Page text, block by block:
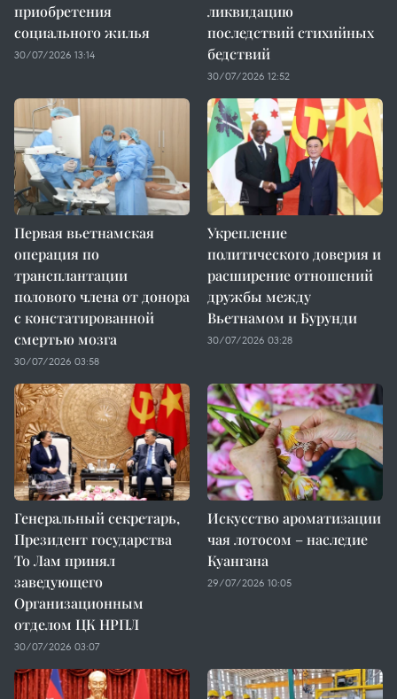
приобретения
социального жилья
30/07/2026 13:14
ликвидацию
последствий стихийных
бедствий
30/07/2026 12:52
Первая вьетнамская
операция по
трансплантации
полового члена от донора
с констатированной
смертью мозга
30/07/2026 03:58
Укрепление
политического доверия и
расширение отношений
дружбы между
Вьетнамом и Бурунди
30/07/2026 03:28
Генеральный секретарь,
Президент государства
То Лам принял
заведующего
Организационным
отделом ЦК НРПЛ
30/07/2026 03:07
Искусство ароматизации
чая лотосом – наследие
Куангана
29/07/2026 10:05